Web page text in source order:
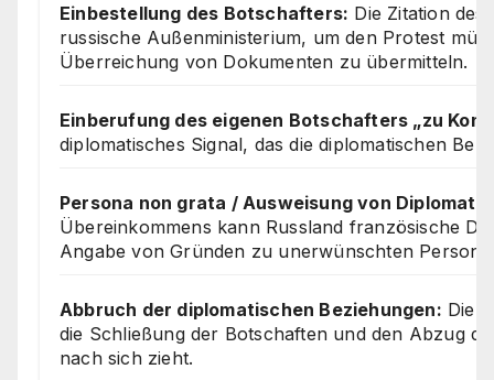
Einbestellung des Botschafters: Die Zitation
russische Außenministerium, um den Protest
Überreichung von Dokumenten zu übermitteln.
Einberufung des eigenen Botschafters „zu
diplomatisches Signal, das die diplomatischen
Persona non grata / Ausweisung von
Übereinkommens kann Russland französische
Angabe von Gründen zu unerwünschten
Abbruch der diplomatischen Beziehungen: Die
die Schließung der Botschaften und den Abzug
nach sich zieht.